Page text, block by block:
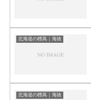
北海道の標高｜海抜
北海道の標高｜海抜